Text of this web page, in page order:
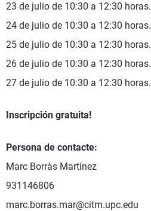
23 de julio de 10:30 a 12:30 horas.
24 de julio de 10:30 a 12:30 horas.
25 de julio de 10:30 a 12:30 horas.
26 de julio de 10:30 a 12:30 horas.
27 de julio de 10:30 a 12:30 horas.
Inscripción gratuita!
Persona de contacte:
Marc Borràs Martínez
931146806
marc.borras.mar@citm.upc.edu